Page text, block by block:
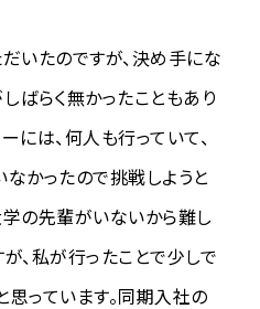
いたのですが、決め手にな
ばらく無かったこともあり
には、何人も行っていて、
かったので挑戦しようと
の先輩がいないから難し
、私が行ったことで少しで
っています。同期入社の